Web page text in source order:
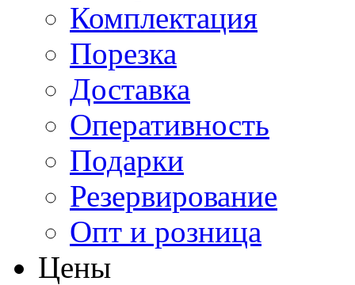
Комплектация
Порезка
Доставка
Оперативность
Подарки
Резервирование
Опт и розница
Цены